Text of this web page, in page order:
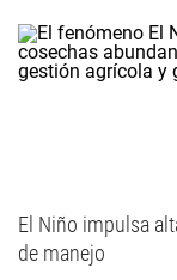
El Niño impulsa
de manejo